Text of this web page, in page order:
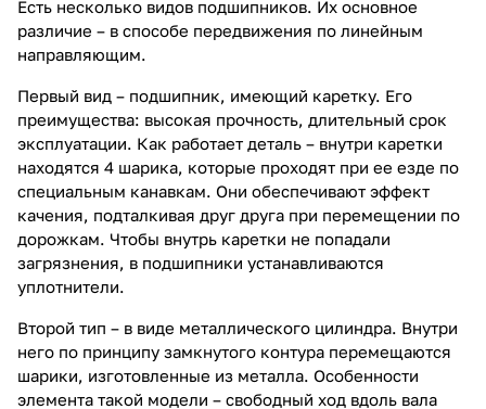
Есть несколько видов подшипников. Их основное
различие – в способе передвижения по линейным
направляющим.
Первый вид – подшипник, имеющий каретку. Его
преимущества: высокая прочность, длительный срок
эксплуатации. Как работает деталь – внутри каретки
находятся 4 шарика, которые проходят при ее езде по
специальным канавкам. Они обеспечивают эффект
качения, подталкивая друг друга при перемещении по
дорожкам. Чтобы внутрь каретки не попадали
загрязнения, в подшипники устанавливаются
уплотнители.
Второй тип – в виде металлического цилиндра. Внутри
него по принципу замкнутого контура перемещаются
шарики, изготовленные из металла. Особенности
элемента такой модели – свободный ход вдоль вала